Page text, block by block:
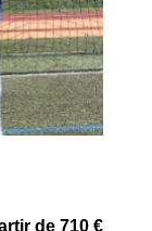
de 710 €